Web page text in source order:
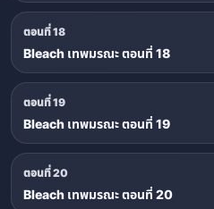
ตอนที่ 18
Bleach เทพมรณะ ตอนที่ 18
ตอนที่ 19
Bleach เทพมรณะ ตอนที่ 19
ตอนที่ 20
Bleach เทพมรณะ ตอนที่ 20